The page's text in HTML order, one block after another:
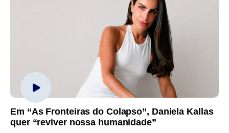
Em “As Fronteiras do Colapso”, Daniela Kallas
quer “reviver nossa humanidade”